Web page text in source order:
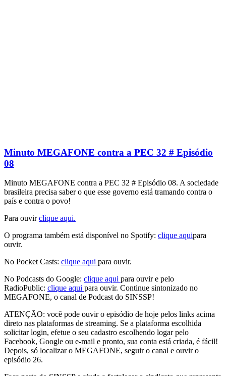
Minuto MEGAFONE contra a PEC 32 # Episódio
08
Minuto MEGAFONE contra a PEC 32 # Episódio 08. A sociedade
brasileira precisa saber o que esse governo está tramando contra o
país e contra o povo!
Para ouvirclique aqui.
O programa também está disponível no Spotify: clique aquipara
ouvir.
No Pocket Casts: clique aqui para ouvir.
No Podcasts do Google: clique aqui para ouvir e pelo
RadioPublic: clique aqui para ouvir. Continue sintonizado no
MEGAFONE, o canal de Podcast do SINSSP!
ATENÇÃO: você pode ouvir o episódio de hoje pelos links acima
direto nas plataformas de streaming. Se a plataforma escolhida
solicitar login, efetue o seu cadastro escolhendo logar pelo
Facebook, Google ou e-mail e pronto, sua conta está criada, é fácil!
Depois, só localizar o MEGAFONE, seguir o canal e ouvir o
episódio 26.